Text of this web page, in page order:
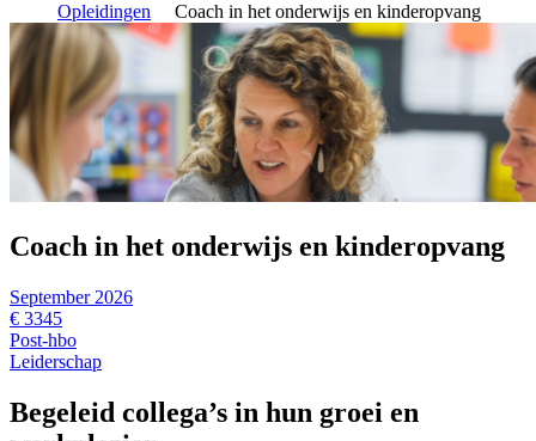
Opleidingen
Coach in het onderwijs en kinderopvang
Coach in het onderwijs en kinderopvang
September 2026
€ 3345
Post-hbo
Leiderschap
Begeleid collega’s in hun groei en